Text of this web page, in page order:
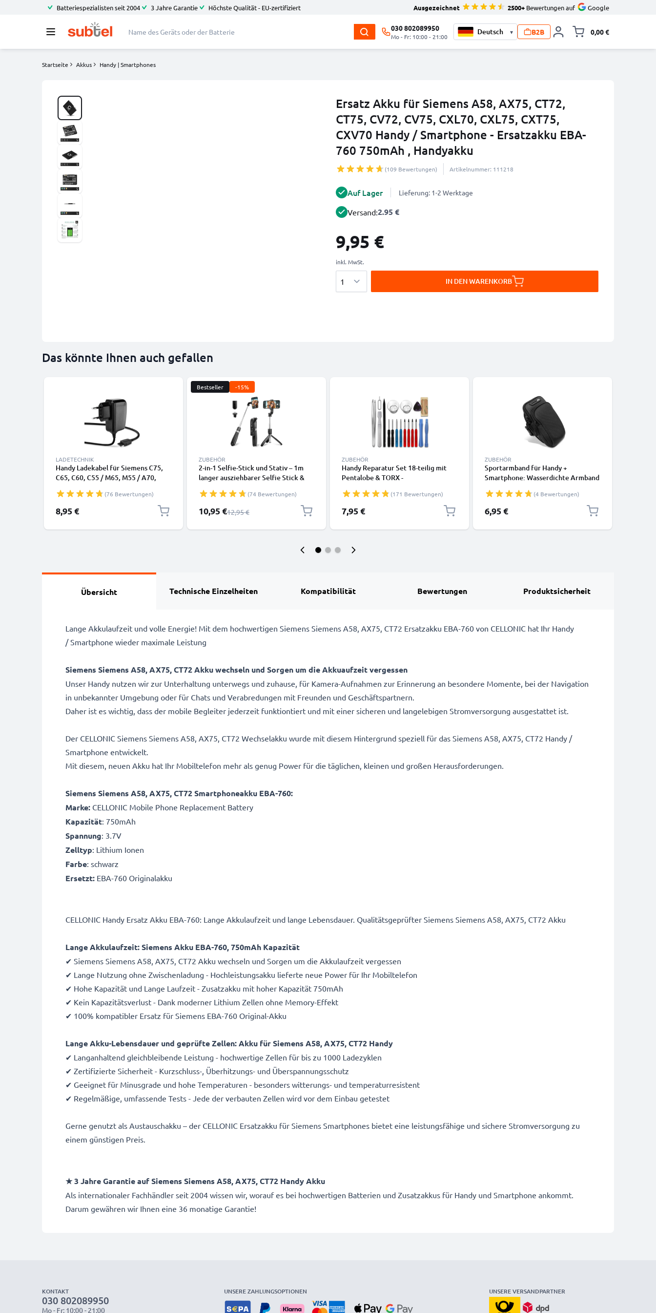
Batteriespezialisten seit 2004 3 Jahre Garantie Höchste Qualität - EU-zertifiziert Ausgezeichnet 2500+ Bewertungen auf Google
030 802089950
Mo - Fr: 10:00 - 21:00
▾ B2B 0,00 €
Startseite Akkus Handy | Smartphones
Ersatz Akku für Siemens A58, AX75, CT72,
CT75, CV72, CV75, CXL70, CXL75, CXT75,
CXV70 Handy / Smartphone - Ersatzakku EBA-
760 750mAh , Handyakku
(109 Bewertungen) Artikelnummer: 111218
Auf Lager Lieferung: 1-2 Werktage
Versand:2.95 €
9,95 €
inkl. MwSt.
IN DEN WARENKORB
Das könnte Ihnen auch gefallen
LADETECHNIK
Handy Ladekabel für Siemens C75,
C65, C60, C55 / M65, M55 / A70,
SX1 Smartphone - 0.5A / 500mA
Connector Ladegerät 1.5m,
Handyladekabel
(76 Bewertungen)
8,95 €
Bestseller -15%
ZUBEHÖR
2-in-1 Selfie-Stick und Stativ – 1m
langer ausziehbarer Selfie Stick &
Bluetooth Fernbedienung für Handy
und Kamera – kompatibel mit
iPhone, GoPro, Android & weiteren –
(74 Bewertungen)
Sonderpreis
10,95 €Regulärer Preis
12,95 €
ZUBEHÖR
Handy Reparatur Set 18-teilig mit
Pentalobe & TORX -
Saugnapf, Pinzette & Kleber |
Smartphone Reparatur Werkzeug
(171 Bewertungen)
7,95 €
ZUBEHÖR
Sportarmband für Handy +
Smartphone: Wasserdichte Armband
Band - Armtasche für Sport Joggen
Laufen u. Aufbewahrung v. Geld
Karten Schlüssel - Oberarm
(4 Bewertungen)
6,95 €
Übersicht Technische Einzelheiten Kompatibilität Bewertungen Produktsicherheit
Lange Akkulaufzeit und volle Energie! Mit dem hochwertigen Siemens Siemens A58, AX75, CT72 Ersatzakku EBA-760 von CELLONIC hat Ihr Handy
/ Smartphone wieder maximale Leistung
Siemens Siemens A58, AX75, CT72 Akku wechseln und Sorgen um die Akkuaufzeit vergessen
Unser Handy nutzen wir zur Unterhaltung unterwegs und zuhause, für Kamera-Aufnahmen zur Erinnerung an besondere Momente, bei der Navigation
in unbekannter Umgebung oder für Chats und Verabredungen mit Freunden und Geschäftspartnern.
Daher ist es wichtig, dass der mobile Begleiter jederzeit funktiontiert und mit einer sicheren und langelebigen Stromversorgung ausgestattet ist.
Der CELLONIC Siemens Siemens A58, AX75, CT72 Wechselakku wurde mit diesem Hintergrund speziell für das Siemens A58, AX75, CT72 Handy /
Smartphone entwickelt.
Mit diesem, neuen Akku hat Ihr Mobiltelefon mehr als genug Power für die täglichen, kleinen und großen Herausforderungen.
Siemens Siemens A58, AX75, CT72 Smartphoneakku EBA-760:
Marke: CELLONIC Mobile Phone Replacement Battery
Kapazität: 750mAh
Spannung: 3.7V
Zelltyp: Lithium Ionen
Farbe: schwarz
Ersetzt: EBA-760 Originalakku
CELLONIC Handy Ersatz Akku EBA-760: Lange Akkulaufzeit und lange Lebensdauer. Qualitätsgeprüfter Siemens Siemens A58, AX75, CT72 Akku
Lange Akkulaufzeit: Siemens Akku EBA-760, 750mAh Kapazität
✔ Siemens Siemens A58, AX75, CT72 Akku wechseln und Sorgen um die Akkulaufzeit vergessen
✔ Lange Nutzung ohne Zwischenladung - Hochleistungsakku lieferte neue Power für Ihr Mobiltelefon
✔ Hohe Kapazität und Lange Laufzeit - Zusatzakku mit hoher Kapazität 750mAh
✔ Kein Kapazitätsverlust - Dank moderner Lithium Zellen ohne Memory-Effekt
✔ 100% kompatibler Ersatz für Siemens EBA-760 Original-Akku
Lange Akku-Lebensdauer und geprüfte Zellen: Akku für Siemens A58, AX75, CT72 Handy
✔ Langanhaltend gleichbleibende Leistung - hochwertige Zellen für bis zu 1000 Ladezyklen
✔ Zertifizierte Sicherheit - Kurzschluss-, Überhitzungs- und Überspannungsschutz
✔ Geeignet für Minusgrade und hohe Temperaturen - besonders witterungs- und temperaturresistent
✔ Regelmäßige, umfassende Tests - Jede der verbauten Zellen wird vor dem Einbau getestet
Gerne genutzt als Austauschakku – der CELLONIC Ersatzakku für Siemens Smartphones bietet eine leistungsfähige und sichere Stromversorgung zu
einem günstigen Preis.
★ 3 Jahre Garantie auf Siemens Siemens A58, AX75, CT72 Handy Akku
Als internationaler Fachhändler seit 2004 wissen wir, worauf es bei hochwertigen Batterien und Zusatzakkus für Handy und Smartphone ankommt.
Darum gewähren wir Ihnen eine 36 monatige Garantie!
KONTAKT
030 802089950
Mo - Fr: 10:00 - 21:00
UNSERE ZAHLUNGSOPTIONEN UNSERE VERSANDPARTNER